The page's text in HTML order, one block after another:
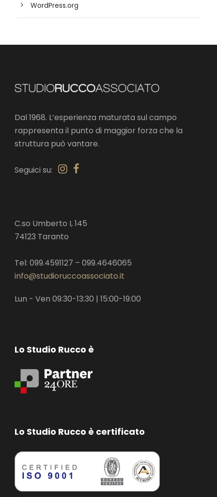
WordPress.org
Dal 1968. L’esperienza maturata sul campo
rappresenta il punto di maggior forza che la
struttura può vantare.
Seguici su:
C.so Umberto I, 145
74123 Taranto
Tel: 099.4591127 – 099.4646065
info@studioruccoassociato.it
Lun - Ven 09:30-13:30 | 15:00-19:00
Lo Studio Rucco è
Lo Studio Rucco è certificato